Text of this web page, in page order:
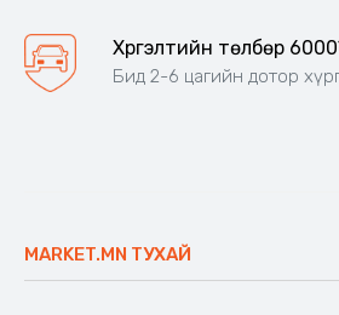
Хүргэлтийн төлбөр
Бид 2-6 цагийн дотор
MARKET.MN ТУХАЙ